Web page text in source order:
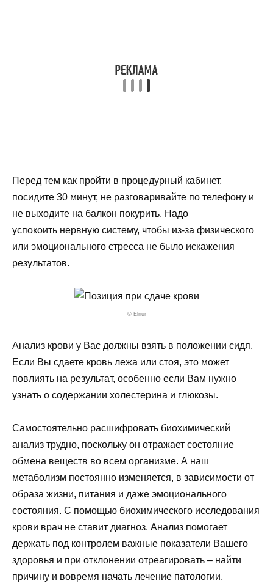
Перед тем как пройти в процедурный кабинет,
посидите 30 минут, не разговаривайте по телефону и
не выходите на балкон покурить. Надо
успокоить нервную систему, чтобы из-за физического
или эмоционального стресса не было искажения
результатов.
© Elnur
Анализ крови у Вас должны взять в положении сидя.
Если Вы сдаете кровь лежа или стоя, это может
повлиять на результат, особенно если Вам нужно
узнать о содержании холестерина и глюкозы.
Самостоятельно расшифровать биохимический
анализ трудно, поскольку он отражает состояние
обмена веществ во всем организме. А наш
метаболизм постоянно изменяется, в зависимости от
образа жизни, питания и даже эмоционального
состояния. С помощью биохимического исследования
крови врач не ставит диагноз. Анализ помогает
держать под контролем важные показатели Вашего
здоровья и при отклонении отреагировать – найти
причину и вовремя начать лечение патологии,